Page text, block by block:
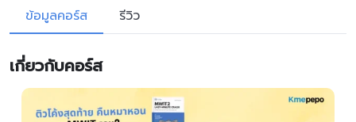
ข้อมูลคอร์ส รีวิว
เกี่ยวกับคอร์ส